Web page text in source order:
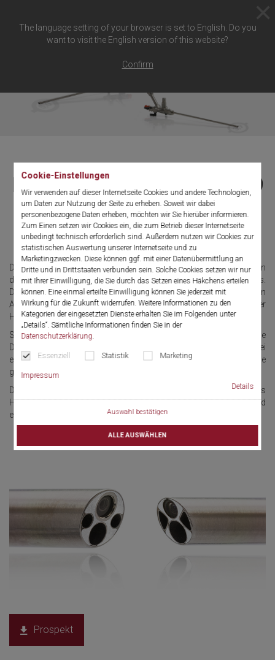
Cookie-Einstellungen
Wir verwenden auf dieser Internetseite Cookies und andere Technologien,
um Daten zur Nutzung der Seite zu erheben. Soweit wir dabei
personenbezogene Daten erheben, möchten wir Sie hierüber informieren.
Zum Einen setzen wir Cookies ein, die zum Betrieb dieser Internetseite
unbedingt technisch erforderlich sind. Außerdem nutzen wir Cookies zur
statistischen Auswertung unserer Internetseite und zu
Marketingzwecken. Diese können ggf. mit einer Datenübermittlung an
Dritte und in Drittstaaten verbunden sein. Solche Cookies setzen wir nur
mit Ihrer Einwilligung, die Sie durch das Setzen eines Häkchens erteilen
können. Eine einmal erteilte Einwilligung können Sie jederzeit mit
Wirkung für die Zukunft widerrufen. Weitere Informationen zu den
Kategorien der eingesetzten Dienste erhalten Sie im Folgenden unter
„Details“. Sämtliche Informationen finden Sie in der
Datenschutzerklärung.
Essenziell Statistik Marketing
Impressum
Details
Auswahl bestätigen
ALLE AUSWÄHLEN
The language setting of your browser is set to English. Do you
want to visit the English version of this website?
Confirm
Kompakt-Hysteroskope 3,9
mm / 5 mm
Schlankes Design kompakt verpackt
Die Kompakt-Hysteroskope zeichnen sich besonders durch einen
dünnen Außen-Durchmesser von nur 3,9 mm / 5 mm aus.
Dennoch bieten sie Platz für einen großlumigen, geraden
Arbeitskanal von 5 Charr., der den Einsatz verschiedenster
Hilfsinstrumente ermöglicht.
Separate Zu- und Ablaufkanäle sorgen für eine kontinuierliche
Dauerspülung. Selbst in schwierigen Situationen, auch bei
eingeführtem Hilfsinstrument, sind optimale Sichtverhältnisse
gewährleistet.
Die Kompakt-Hysteroskope zeichnen sich aus durch gutes
Handling, erleichterte Aufbereitung, Langlebigkeit, brillantes Bild und
eine echte Dauerspülfunktion.
Prospekt